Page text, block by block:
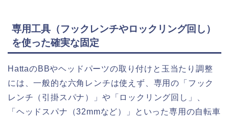
専用工具（フックレンチやロックリング回し）
を使った確実な固定
HattaのBBやヘッドパーツの取り付けと玉当たり調整
には、一般的な六角レンチは使えず、専用の「フック
レンチ（引掛スパナ）」や「ロックリング回し」、
「ヘッドスパナ（32mmなど）」といった専用の自転車